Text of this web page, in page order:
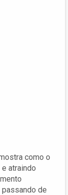
como o
atraindo
de